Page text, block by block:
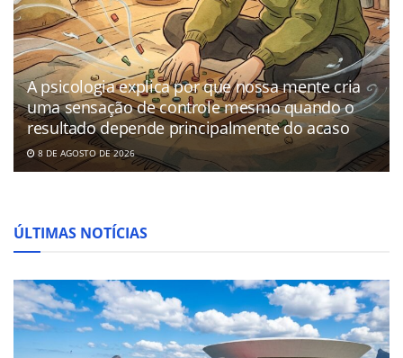
A psicologia explica por que nossa mente cria
uma sensação de controle mesmo quando o
resultado depende principalmente do acaso
8 DE AGOSTO DE 2026
ÚLTIMAS NOTÍCIAS